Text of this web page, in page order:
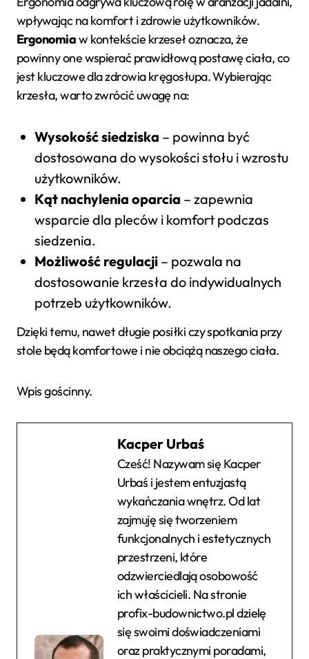
wpływając na komfort i zdrowie użytkowników.
Ergonomiaw kontekście krzeseł oznacza, że
powinny one wspierać prawidłową postawę ciała, co
jest kluczowe dla zdrowia kręgosłupa. Wybierając
krzesła, warto zwrócić uwagę na:
Wysokość siedziska – powinna być
dostosowana do wysokości stołu i wzrostu
użytkowników.
Kąt nachylenia oparcia – zapewnia
wsparcie dla pleców i komfort podczas
siedzenia.
Możliwość regulacji– pozwala na
dostosowanie krzesła do indywidualnych
potrzeb użytkowników.
Dzięki temu, nawet długie posiłki czy spotkania przy
stole będą komfortowe i nie obciążą naszego ciała.
Wpis gościnny.
Kacper Urbaś
Cześć! Nazywam się Kacper
Urbaś i jestem entuzjastą
wykańczania wnętrz. Od lat
zajmuję się tworzeniem
funkcjonalnych i estetycznych
przestrzeni, które
odzwierciedlają osobowość
ich właścicieli. Na stronie
profix-budownictwo.pl dzielę
się swoimi doświadczeniami
oraz praktycznymi poradami,